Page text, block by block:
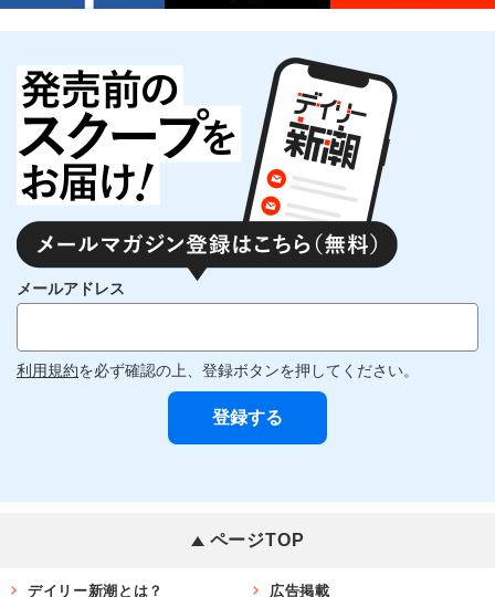
メールアドレス
利用規約を必ず確認の上、登録ボタンを押してください。
ページTOP
デイリー新潮とは？ 広告掲載